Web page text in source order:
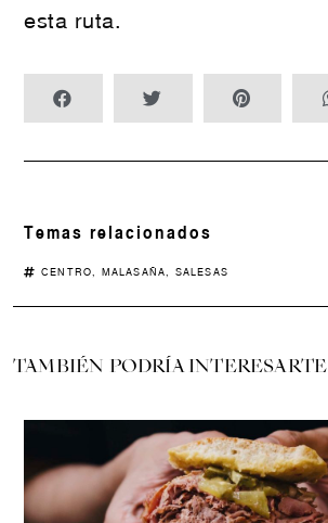
esta ruta.
Temas relacionados
CENTRO MALASAÑA SALESAS
TAMBIÉN PODRÍA INTERESARTE